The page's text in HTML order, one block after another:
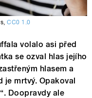
,CC0 1.0
volalo asi před
se ozval hlas jejího
hlasem a
je mrtvý. Opakoval
Doopravdy ale